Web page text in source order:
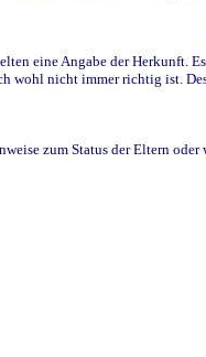
eine Angabe der Herkunft.
wohl nicht immer richtig ist.
zum Status der Eltern